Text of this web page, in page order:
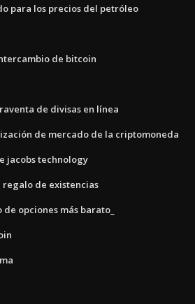
para los precios del petróleo
de bitcoin
de divisas en línea
de mercado de la criptomoneda
jacobs technology
de existencias
opciones más barato_